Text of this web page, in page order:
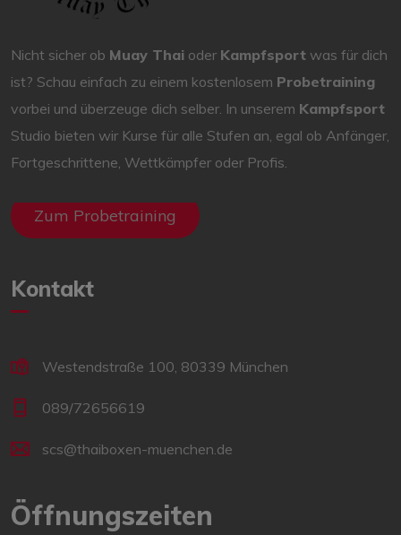
Nicht sicher ob Muay Thai oder Kampfsport was für dich
ist? Schau einfach zu einem kostenlosem Probetraining
vorbei und überzeuge dich selber. In unserem Kampfsport
Studio bieten wir Kurse für alle Stufen an, egal ob Anfänger,
Fortgeschrittene, Wettkämpfer oder Profis.
Zum Probetraining
Kontakt
Westendstraße 100, 80339 München
089/72656619
scs@thaiboxen-muenchen.de
Öffnungszeiten